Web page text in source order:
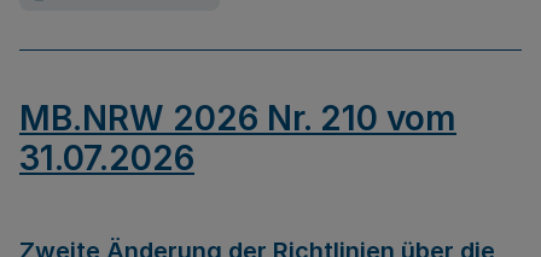
MB.NRW 2026 Nr. 210 vom
31.07.2026
Zweite Änderung der Richtlinien über die